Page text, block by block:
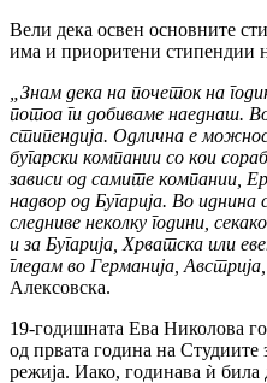
Вели дека освен основните
има и приоритени стипендии
„Знам дека на почеток на
потоа ги добиваме наеднаш.
стипендија. Одлична е
бугарски компании со кои
зависи од самите компании,
надвор од Бугарија. Во иднина
следниве неколку години,
и за Бугарија, Хрватска или
гледам во Германија,
Алексовска.
19-годишната Ева Николова
од првата година на Студиите
режија. Иако, годинава ѝ била